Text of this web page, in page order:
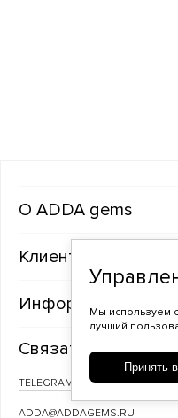
ADDA gems
Клиентам
Информация
Связаться с нами
TELEGRAM ВКОНТАКТЕ
ADDA@ADDAGEMS.RU
Мы используем
лучший
Принять